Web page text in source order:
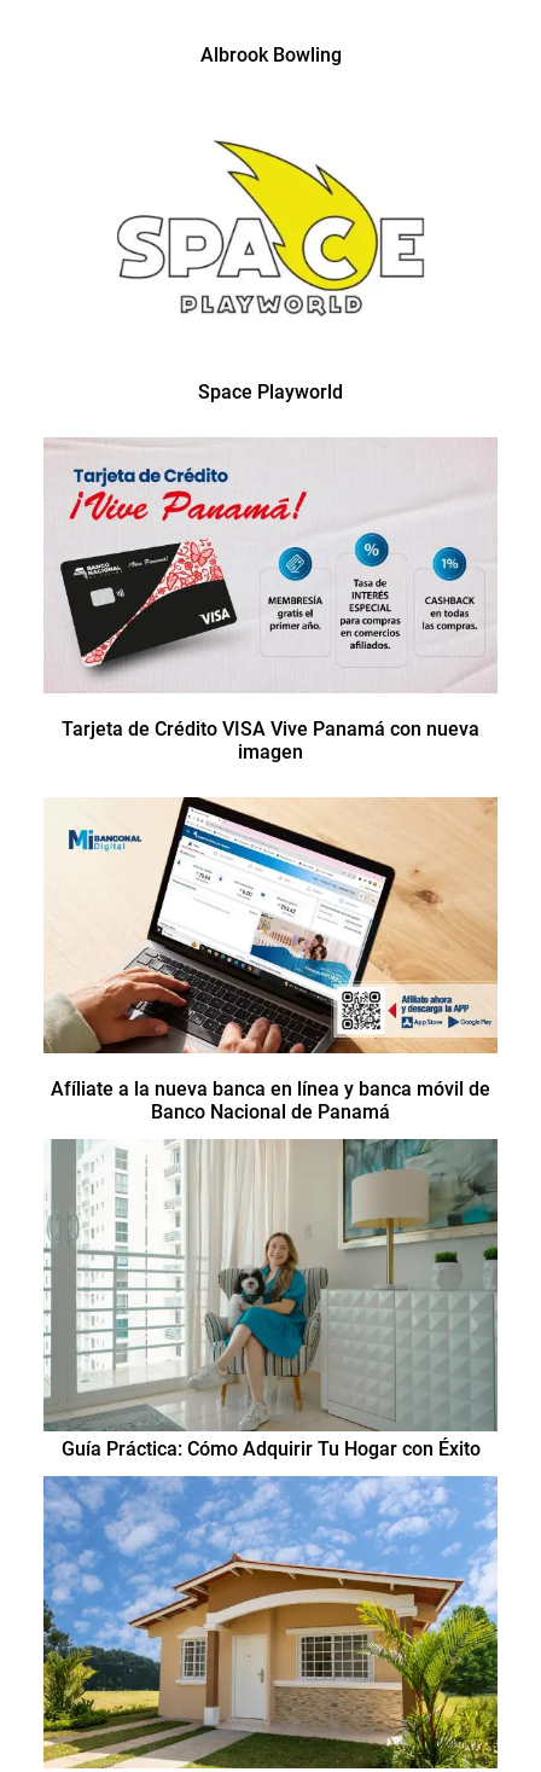
Albrook Bowling
Space Playworld
Tarjeta de Crédito VISA Vive Panamá con nueva
imagen
Afíliate a la nueva banca en línea y banca móvil de
Banco Nacional de Panamá
Guía Práctica: Cómo Adquirir Tu Hogar con Éxito